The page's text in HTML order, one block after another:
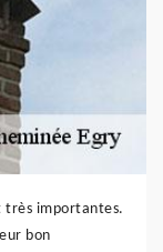
très importantes.
bon